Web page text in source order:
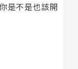
是不是也該開